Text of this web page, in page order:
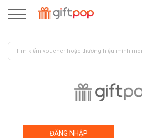
ĐĂNG NHẬP